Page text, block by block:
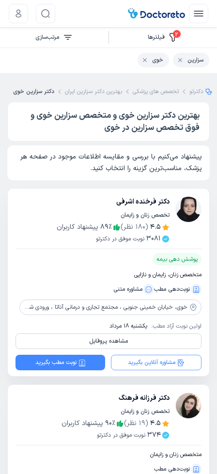
دکترتو تخصص های پزشکی بهترین دکتر سزارین ایران دکتر سزارین خوی
بهترین دکتر سزارین خوی و متخصص سزارین خوی و
فوق تخصص سزارین در خوی
پیشنهاد می‌کنیم با بررسی و مقایسه اطلاعات موجود در صفحه هر
پزشک، مناسب‌ترین گزینه را انتخاب کنید.
دکتر فرخنده اشرفی
تخصص زنان و زایمان
4.5
(
180 نظر) 89٪
پیشنهاد کاربران
3081 نوبت موفق در دکترتو
پوشش دهی بیمه
متخصص زنان، زایمان و نازایی
نوبت‌دهی مطب
مشاوره‌ متنی
خوی، خیابان خمینی جنوبی ، مجتمع تجاری و درمانی آناتا ، ورودی شمالی ، طبقه 3 ، واحد309
اولین نوبت آزاد مطب: یکشنبه 18 مرداد
مشاهده پروفایل
مشاوره آنلاین بگیرید نوبت مطب بگیرید
دکتر فرزانه فرهنگ
تخصص زنان و زایمان
4.5
(
19 نظر) 90٪
پیشنهاد کاربران
374 نوبت موفق در دکترتو
متخصص زنان و زایمان
نوبت‌دهی مطب
2 فیلتر‌ها مرتب‌سازی
سزارین خوی